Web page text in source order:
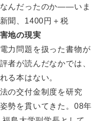
んだったのか――いま
聞、1400円＋税
地の現実
力問題を扱った書物が
者が読んだなかでは、
る本はない。
の交付金制度を研究
勢を貫いてきた。08年